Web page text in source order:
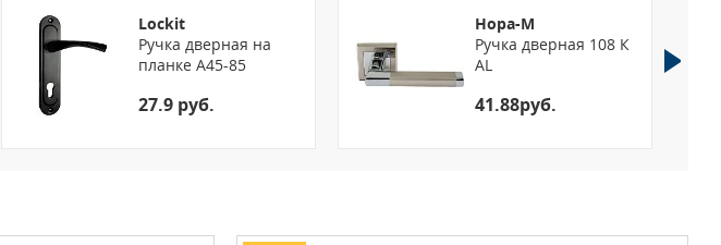
Цвет внешний: Букле графит
Применение: Уличная
Толщина внутренней панели: 16
Толщина металла (по полотну): 1,0
Ширина наличника: 80 мм
Lockit
Ручка дверная на
планке A45-85
27.9 руб.
Нора-М
Ручка дверная 108 К
AL
41.88руб.